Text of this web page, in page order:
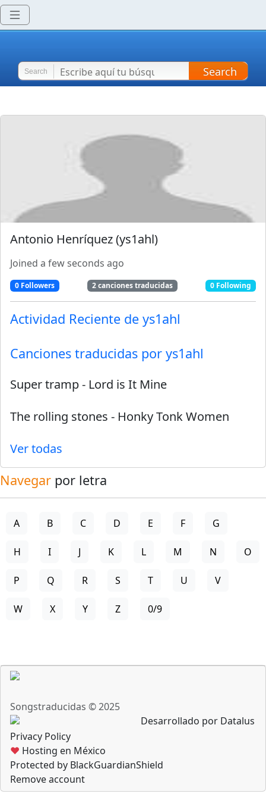
Search Search
Antonio Henríquez(ys1ahl)
Joined a few seconds ago
0Followers 2canciones traducidas 0 Following
Actividad Reciente de ys1ahl
Canciones traducidas por ys1ahl
Super tramp- Lord is It Mine
The rolling stones - Honky Tonk Women
Ver todas
Navegar por letra
A B C D E F G
H I J K L M N O
P Q R S T U V
W X Y Z 0/9
Songstraducidas © 2025
Desarrollado por Datalus
Privacy Policy
♥ Hosting en México
Protected by BlackGuardianShield
Remove account